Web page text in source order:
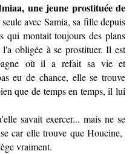
une jeune prostituée de
avec Samia, sa fille depuis
qui montait toujours des plans
obligée à se prostituer. Il est
où il a refait sa vie et
eu de chance, elle se trouve
que de temps en temps, il lui
savait exercer... mais ne se
car elle trouve que Houcine,
vraiment.